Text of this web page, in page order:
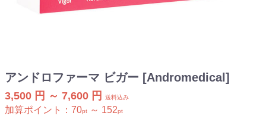
アンドロファーマ ビガー [Andromedical]
3,500 円 ～ 7,600 円 送料込み
加算ポイント： 70pt ～ 152pt